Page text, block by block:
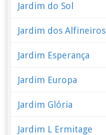
Jardim do Sol
Jardim dos Alfineiros
Jardim Esperança
Jardim Europa
Jardim Glória
Jardim L Ermitage